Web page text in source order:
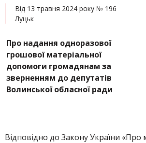
Від 13 травня 2024 року № 196
Луцьк
Про надання одноразової
грошової матеріальної
допомоги громадянам за
зверненням до депутатів
Волинської обласної ради
Відповідно до Закону України «Про